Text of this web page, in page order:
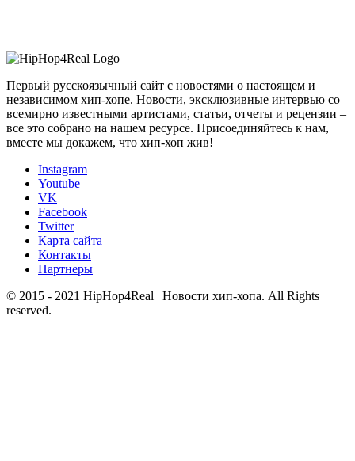
Первый русскоязычный сайт с новостями о настоящем и
независимом хип-хопе. Новости, эксклюзивные интервью со
всемирно известными артистами, статьи, отчеты и рецензии –
все это собрано на нашем ресурсе. Присоединяйтесь к нам,
вместе мы докажем, что хип-хоп жив!
Instagram
Youtube
VK
Facebook
Twitter
Карта сайта
Контакты
Партнеры
© 2015 - 2021 HipHop4Real | Новости хип-хопа. All Rights
reserved.